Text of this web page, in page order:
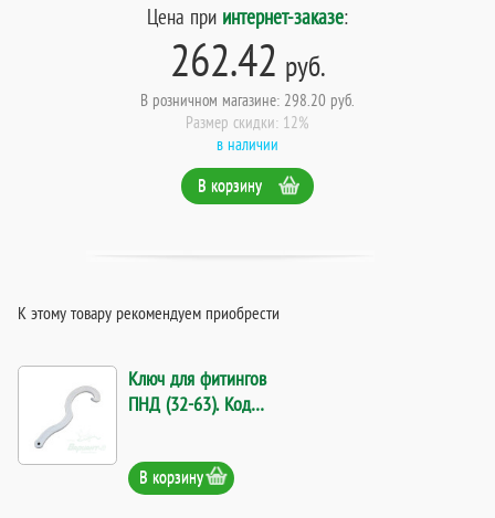
Цена при интернет-заказе:
262.42 руб.
В розничном магазине: 298.20 руб.
Размер скидки: 12%
в наличии
В корзину
К этому товару рекомендуем приобрести
Ключ для фитингов
ПНД (32-63). Код
В корзину